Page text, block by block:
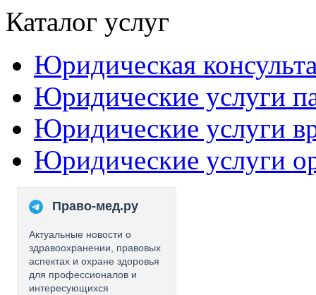
Каталог услуг
Юридическая
Юридические услуги
Юридические услуги
Юридические услуги
Право-мед.ру
Актуальные новости о
здравоохранении, правовых
аспектах и охране здоровья
для профессионалов и
интересующихся